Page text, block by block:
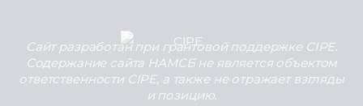
Сайт разработан при грантовой поддержке CIPE.
Содержание сайта НАМСБ не является объектом
ответственности CIPE, а также не отражает взгляды
и позицию.